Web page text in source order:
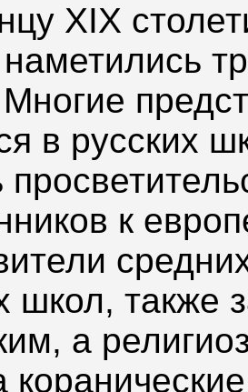
XIX
наметились
в русских
к
школ, также
а